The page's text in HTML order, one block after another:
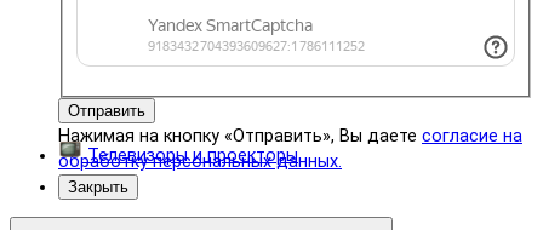
Отправить
Нажимая на кнопку «Отправить», Вы даете согласие на
обработку персональных данных.
Закрыть
Телевизоры и проекторы